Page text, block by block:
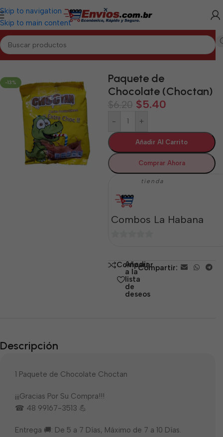
Skip to navigation
Skip to main content
Inicio/LA HABANA/Alimentos Varios La Habana
-13%
Paquete de
Chocolate (Choctan)
$6.20 $5.40
- +
Añadir Al Carrito
Comprar Ahora
tienda
Combos La Habana
5 Comparar
Añadir
a la
lista
de
deseos
Compartir:
Descripción
1 Paquete de Chocolate Choctan
¡¡¡Gracias Por Su Compra!!!
☎ 48 99167-3513 💪
Entrega 🚚: De 5 a 7 Días, Máximo de 7 a 10 Días.